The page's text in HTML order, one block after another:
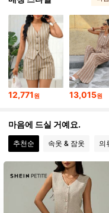
2.3M 팔
4.91 2.3M 팔로
2.3M 팔로
4.91
4.91 2.3M 팔로
12,771원 13,015원
마음에 드실 거예요.
추천순 속옷 & 잠옷 의